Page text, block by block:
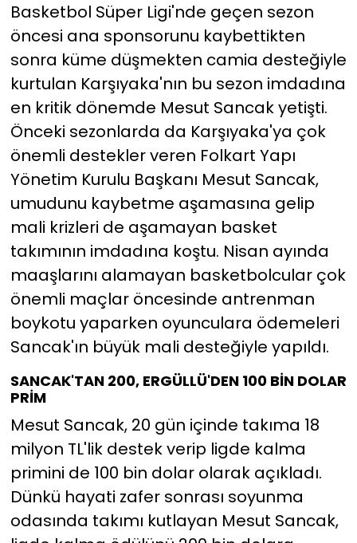
Basketbol Süper Ligi'nde geçen sezon
öncesi ana sponsorunu kaybettikten
sonra küme düşmekten camia desteğiyle
kurtulan Karşıyaka'nın bu sezon imdadına
en kritik dönemde Mesut Sancak yetişti.
Önceki sezonlarda da Karşıyaka'ya çok
önemli destekler veren Folkart Yapı
Yönetim Kurulu Başkanı Mesut Sancak,
umudunu kaybetme aşamasına gelip
mali krizleri de aşamayan basket
takımının imdadına koştu. Nisan ayında
maaşlarını alamayan basketbolcular çok
önemli maçlar öncesinde antrenman
boykotu yaparken oyunculara ödemeleri
Sancak'ın büyük mali desteğiyle yapıldı.
SANCAK'TAN 200, ERGÜLLÜ'DEN 100 BİN DOLAR
PRİM
Mesut Sancak, 20 gün içinde takıma 18
milyon TL'lik destek verip ligde kalma
primini de 100 bin dolar olarak açıkladı.
Dünkü hayati zafer sonrası soyunma
odasında takımı kutlayan Mesut Sancak,